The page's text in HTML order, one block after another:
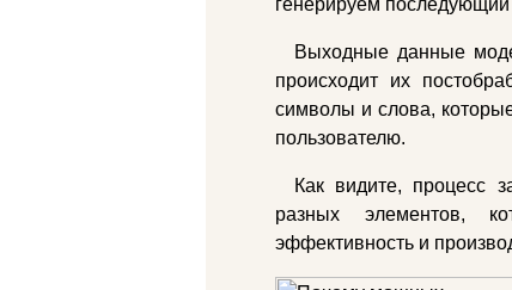
генерируем
Выходные данные
происходит их
символы и слова,
пользователю.
Как видите, процесс
разных элементов,
эффективность и